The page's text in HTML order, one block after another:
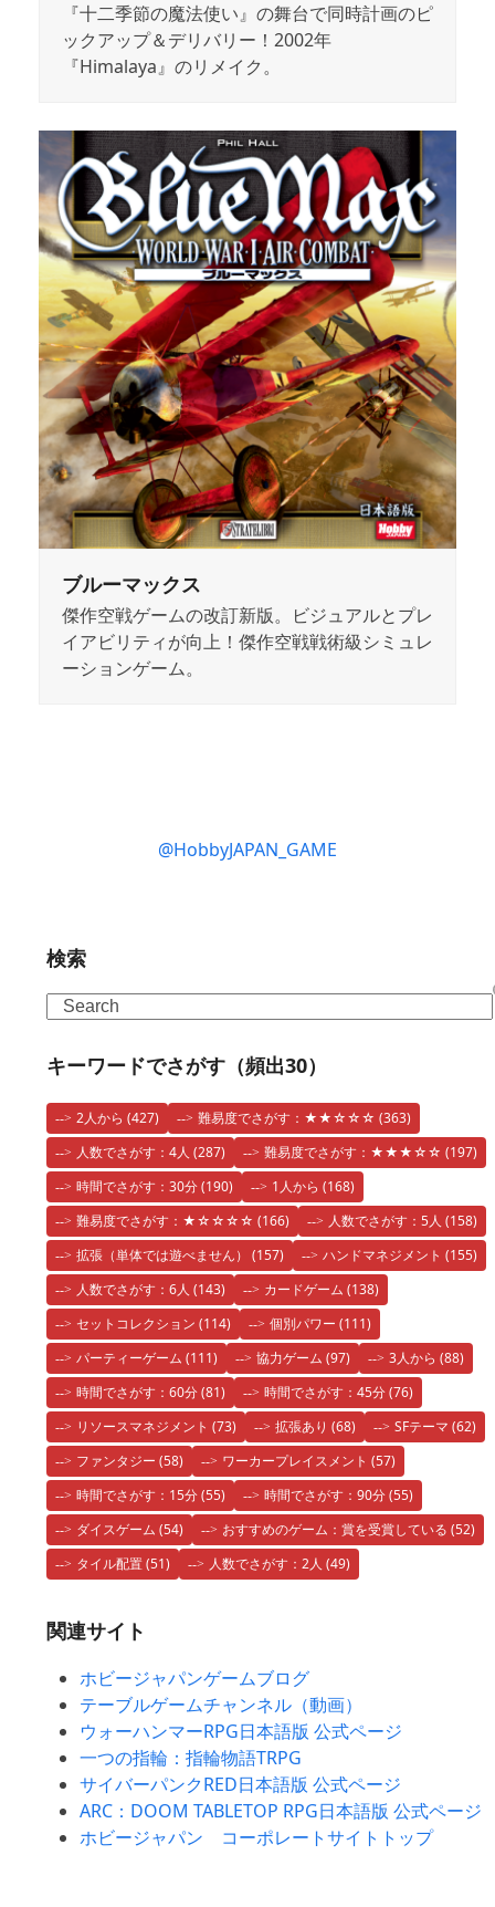
『十二季節の魔法使い』の舞台で同時計画のピ
ックアップ＆デリバリー！2002年
『Himalaya』のリメイク。
ブルーマックス
傑作空戦ゲームの改訂新版。ビジュアルとプレ
イアビリティが向上！傑作空戦戦術級シミュレ
ーションゲーム。
@HobbyJAPAN_GAME
検索
Search
キーワードでさがす（頻出30）
2人から (427) 難易度でさがす：★★☆☆☆ (363)
人数でさがす：4人 (287) 難易度でさがす：★★★☆☆ (197)
時間でさがす：30分(190) 1人から (168)
難易度でさがす：★☆☆☆☆ (166) 人数でさがす：5人 (158)
拡張（単体では遊べません） (157) ハンドマネジメント (155)
人数でさがす：6人 (143) カードゲーム (138)
セットコレクション (114) 個別パワー (111)
パーティーゲーム (111) 協力ゲーム (97) 3人から (88)
時間でさがす：60分(81) 時間でさがす：45分(76)
リソースマネジメント (73) 拡張あり (68) SFテーマ (62)
ファンタジー (58) ワーカープレイスメント (57)
時間でさがす：15分(55) 時間でさがす：90分(55)
ダイスゲーム (54) おすすめのゲーム：賞を受賞している (52)
タイル配置(51) 人数でさがす：2人 (49)
関連サイト
ホビージャパンゲームブログ
テーブルゲームチャンネル（動画）
ウォーハンマーRPG日本語版 公式ページ
一つの指輪：指輪物語TRPG
サイバーパンクRED日本語版 公式ページ
ARC：DOOM TABLETOP RPG日本語版 公式ページ
ホビージャパン コーポレートサイトトップ